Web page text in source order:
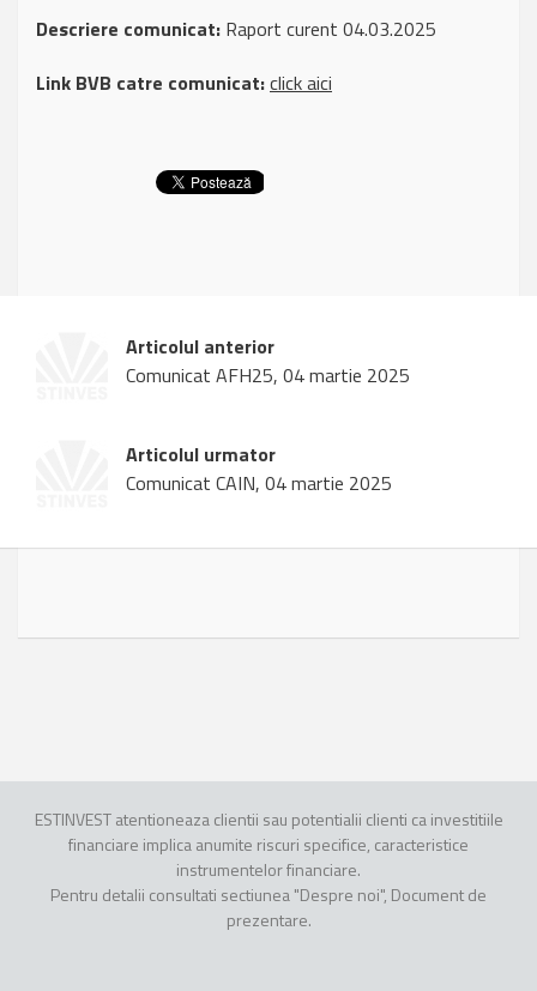
Descriere comunicat: Raport curent 04.03.2025
Link BVB catre comunicat:click aici
Articolul anterior
Comunicat AFH25, 04 martie 2025
Articolul urmator
Comunicat CAIN, 04 martie 2025
ESTINVEST atentioneaza clientii sau potentialii clienti ca investitiile
financiare implica anumite riscuri specifice, caracteristice
instrumentelor financiare.
Pentru detalii consultati sectiunea "Despre noi", Document de
prezentare.